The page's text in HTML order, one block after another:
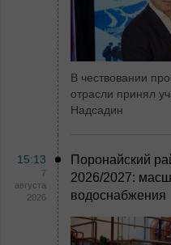
В чествовании
отрасли принял
Надсадин
15:13
7
августа
2026
Поронайский
2026/2027:
водоснабжения